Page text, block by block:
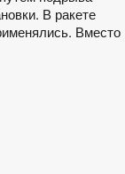
В ракете
Вместо